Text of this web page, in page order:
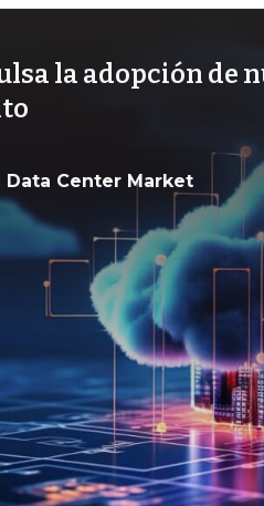
la adopción de
Data Center Market